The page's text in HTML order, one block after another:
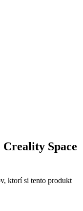
Creality Space
ktorí si tento produkt